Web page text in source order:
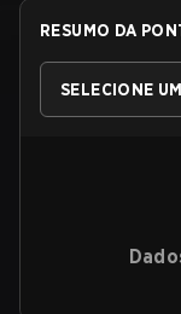
RESUMO DA
SELECIONE